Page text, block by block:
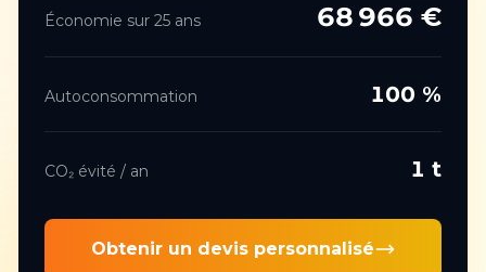
Économie sur 25 ans 68 966 €
Autoconsommation 100 %
CO₂ évité / an 1 t
Obtenir un devis personnalisé